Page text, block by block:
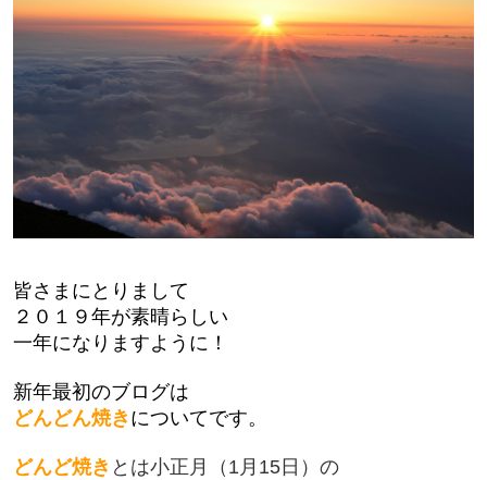
皆さまにとりまして
２０１９年が素晴らしい
一年になりますように！
新年最初のブログは
どんどん焼き についてです。
どんど焼き とは小正月
（1月15日）の